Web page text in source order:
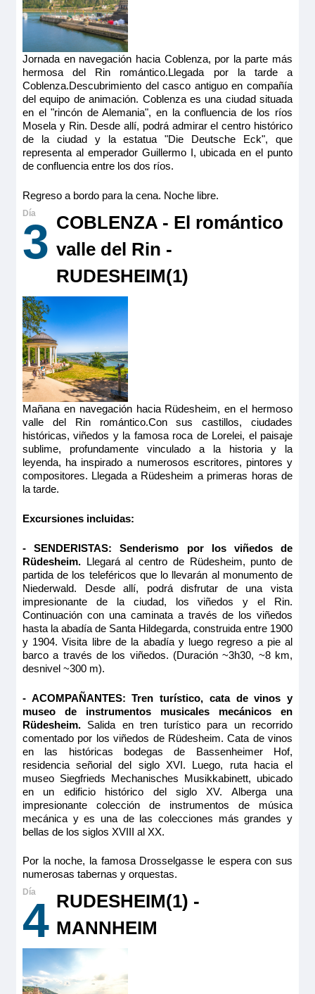
Jornada en navegación hacia Coblenza, por la parte más
hermosa del Rin romántico.Llegada por la tarde a
Coblenza.Descubrimiento del casco antiguo en compañía
del equipo de animación. Coblenza es una ciudad situada
en el "rincón de Alemania", en la confluencia de los ríos
Mosela y Rin. Desde allí, podrá admirar el centro histórico
de la ciudad y la estatua "Die Deutsche Eck", que
representa al emperador Guillermo I, ubicada en el punto
de confluencia entre los dos ríos.
Regreso a bordo para la cena. Noche libre.
3 COBLENZA - El romántico
valle del Rin -
RUDESHEIM(1)
Mañana en navegación hacia Rüdesheim, en el hermoso
valle del Rin romántico.Con sus castillos, ciudades
históricas, viñedos y la famosa roca de Lorelei, el paisaje
sublime, profundamente vinculado a la historia y la
leyenda, ha inspirado a numerosos escritores, pintores y
compositores. Llegada a Rüdesheim a primeras horas de
la tarde.
Excursiones incluidas:
- SENDERISTAS: Senderismo por los viñedos de
Rüdesheim.Llegará al centro de Rüdesheim, punto de
partida de los teleféricos que lo llevarán al monumento de
Niederwald. Desde allí, podrá disfrutar de una vista
impresionante de la ciudad, los viñedos y el Rin.
Continuación con una caminata a través de los viñedos
hasta la abadía de Santa Hildegarda, construida entre 1900
y 1904. Visita libre de la abadía y luego regreso a pie al
barco a través de los viñedos. (Duración ~3h30, ~8 km,
desnivel ~300 m).
- ACOMPAÑANTES: Tren turístico, cata de vinos y
museo de instrumentos musicales mecánicos en
Rüdesheim. Salida en tren turístico para un recorrido
comentado por los viñedos de Rüdesheim. Cata de vinos
en las históricas bodegas de Bassenheimer Hof,
residencia señorial del siglo XVI. Luego, ruta hacia el
museo Siegfrieds Mechanisches Musikkabinett, ubicado
en un edificio histórico del siglo XV. Alberga una
impresionante colección de instrumentos de música
mecánica y es una de las colecciones más grandes y
bellas de los siglos XVIII al XX.
Por la noche, la famosa Drosselgasse le espera con sus
numerosas tabernas y orquestas.
4 RUDESHEIM(1) -
MANNHEIM